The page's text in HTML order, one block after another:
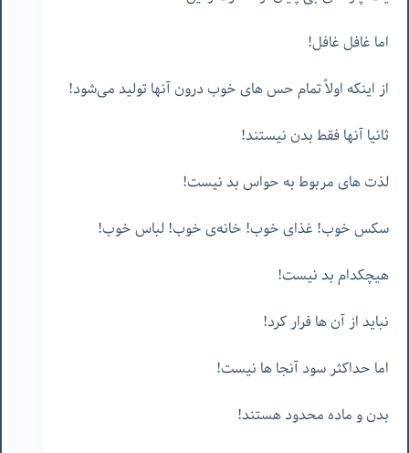
اما غافل غافل!
از اینکه اولاً تمام حس های خوب درون آنها تولید می‌شود!
ثانیا آنها فقط بدن نیستند!
لذت های مربوط به حواس بد نیست!
سکس خوب! غذای خوب! خانه‌ی خوب! لباس خوب!
هیچکدام بد نیست!
نباید از آن ها فرار کرد!
اما حداکثر سود آنجا ها نیست!
بدن و ماده محدود هستند!